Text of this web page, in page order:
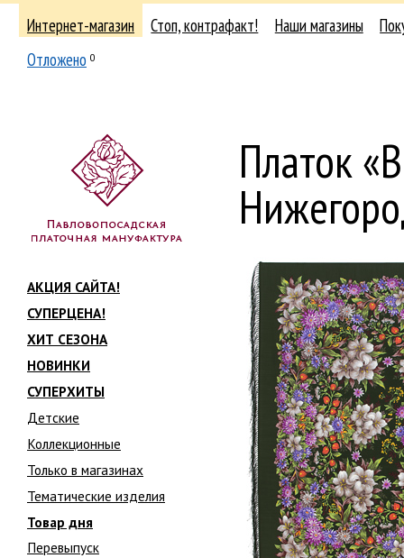
Интернет-магазин Стоп, контрафакт! Наши магазины
Отложено 0
АКЦИЯ САЙТА!
СУПЕРЦЕНА!
ХИТ СЕЗОНА
НОВИНКИ
СУПЕРХИТЫ
Детские
Коллекционные
Только в магазинах
Тематические изделия
Товар дня
Перевыпуск
Платок